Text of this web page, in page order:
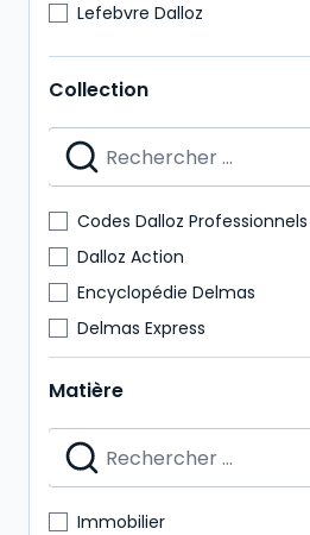
Lefebvre Dalloz
Collection
Codes Dalloz Professionnels
Dalloz Action
Encyclopédie Delmas
Delmas Express
Mémentos pratiques
Thèmes et commentaires
Cours
Dossiers pratiques
Matière
Immobilier